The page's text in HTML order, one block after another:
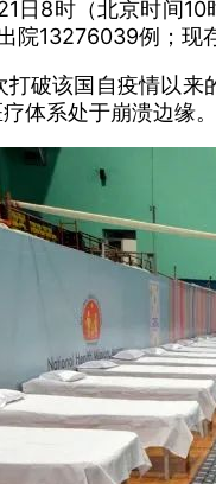
日8时（北京时间
13276039例；现
破该国自疫情以
体系处于崩溃边缘